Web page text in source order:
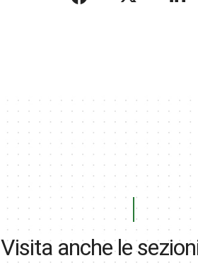
Visita anche le